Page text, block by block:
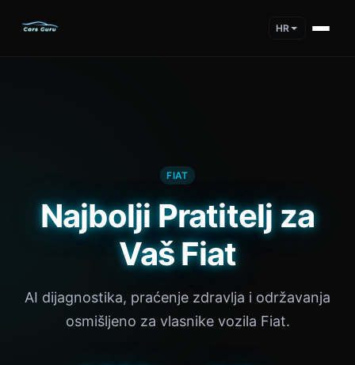
HR
FIAT
Najbolji Pratitelj za
Vaš Fiat
AI dijagnostika, praćenje zdravlja i održavanja
osmišljeno za vlasnike vozila Fiat.